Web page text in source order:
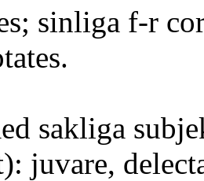
sinliga f-r
sakliga
juvare,